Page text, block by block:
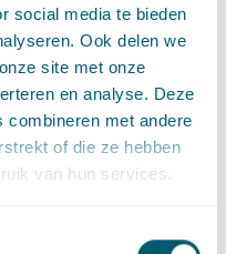
social media te bieden
Ook delen we
site met onze
en analyse. Deze
combineren met andere
of die ze hebben
van hun services.